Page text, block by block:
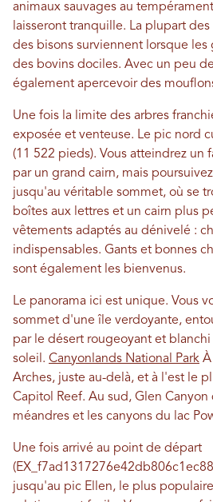
animaux sauvages au
laisseront tranquille. La plupart
des bisons surviennent lorsque
des bovins dociles. Avec un peu
également apercevoir des
Une fois la limite des arbres
exposée et venteuse. Le pic nord
(11 522 pieds). Vous atteindrez un
par un grand cairn, mais
jusqu'au véritable sommet, où se
boîtes aux lettres et un cairn plus
vêtements adaptés au dénivelé :
indispensables. Gants et bonnes
sont également les bienvenus.
Le panorama ici est unique. Vous
sommet d'une île verdoyante,
par le désert rougeoyant et blanchi
soleil. Canyonlands National Park
Arches, juste au-delà, et à l'est le
Capitol Reef. Au sud, Glen
méandres et les canyons du lac
Une fois arrivé au point de départ
jusqu'au pic Ellen, le plus